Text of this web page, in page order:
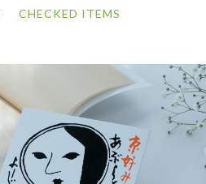
CHECKED ITEMS